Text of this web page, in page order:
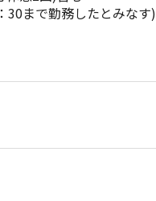
まで勤務したとみなす)